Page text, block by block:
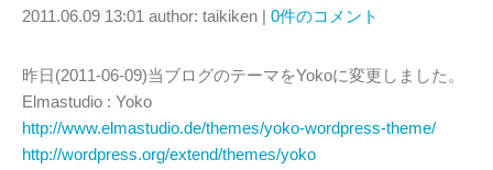
2011.06.09 13:01 author: taikiken | 0件のコメント
昨日(2011-06-09)当ブログのテーマをYokoに変更しました。
Elmastudio : Yoko
http://www.elmastudio.de/themes/yoko-wordpress-theme/
http://wordpress.org/extend/themes/yoko